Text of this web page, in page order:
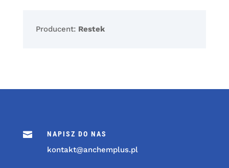
Producent: Restek
 NAPISZ DO NAS
kontakt@anchemplus.pl